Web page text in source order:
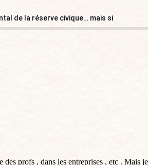
de la réserve civique… mais si
profs , dans les entreprises , etc .